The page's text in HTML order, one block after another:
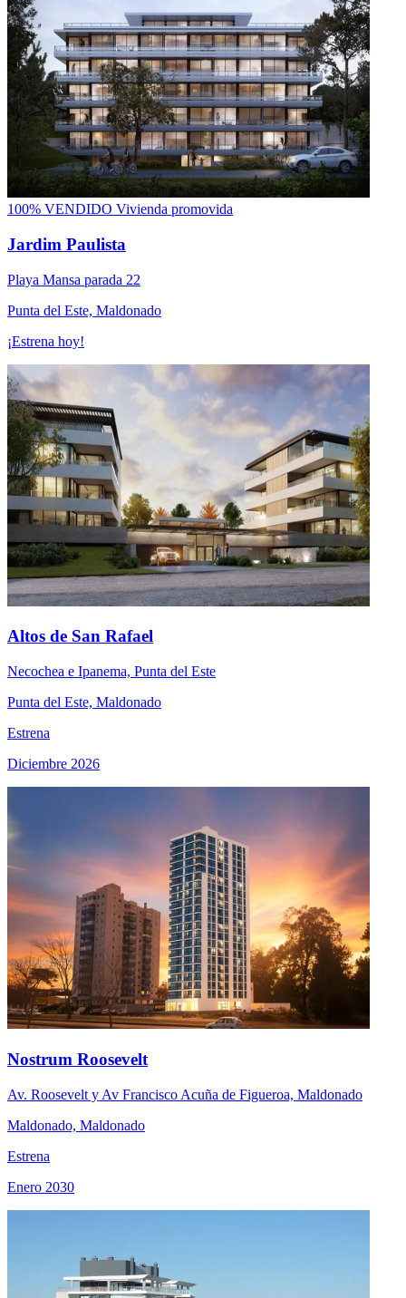
100% VENDIDO Vivienda promovida
Jardim Paulista
Playa Mansa parada 22
Punta del Este, Maldonado
¡Estrena hoy!
Altos de San Rafael
Necochea e Ipanema, Punta del Este
Punta del Este, Maldonado
Estrena
Diciembre 2026
Nostrum Roosevelt
Av. Roosevelt y Av Francisco Acuña de Figueroa, Maldonado
Maldonado, Maldonado
Estrena
Enero 2030